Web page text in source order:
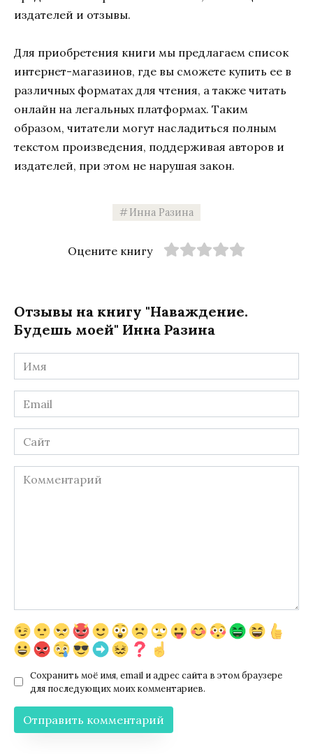
издателей и отзывы.
Для приобретения книги мы предлагаем список
интернет-магазинов, где вы сможете купить ее в
различных форматах для чтения, а также читать
онлайн на легальных платформах. Таким
образом, читатели могут насладиться полным
текстом произведения, поддерживая авторов и
издателей, при этом не нарушая закон.
Инна Разина
Оцените книгу
Отзывы на книгу "Наваждение.
Будешь моей" Инна Разина
Имя
*
Email
*
Сайт
Комментарий
Сохранить моё имя, email и адрес сайта в этом браузере
для последующих моих комментариев.